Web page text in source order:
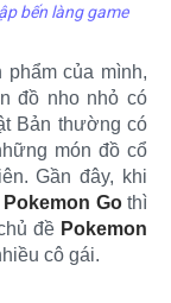
bến làng game
của mình,
đồ nho nhỏ có
Bản thường có
món đồ cổ
Gần đây, khi
Pokemon Gothì
đề Pokemon
cô gái.